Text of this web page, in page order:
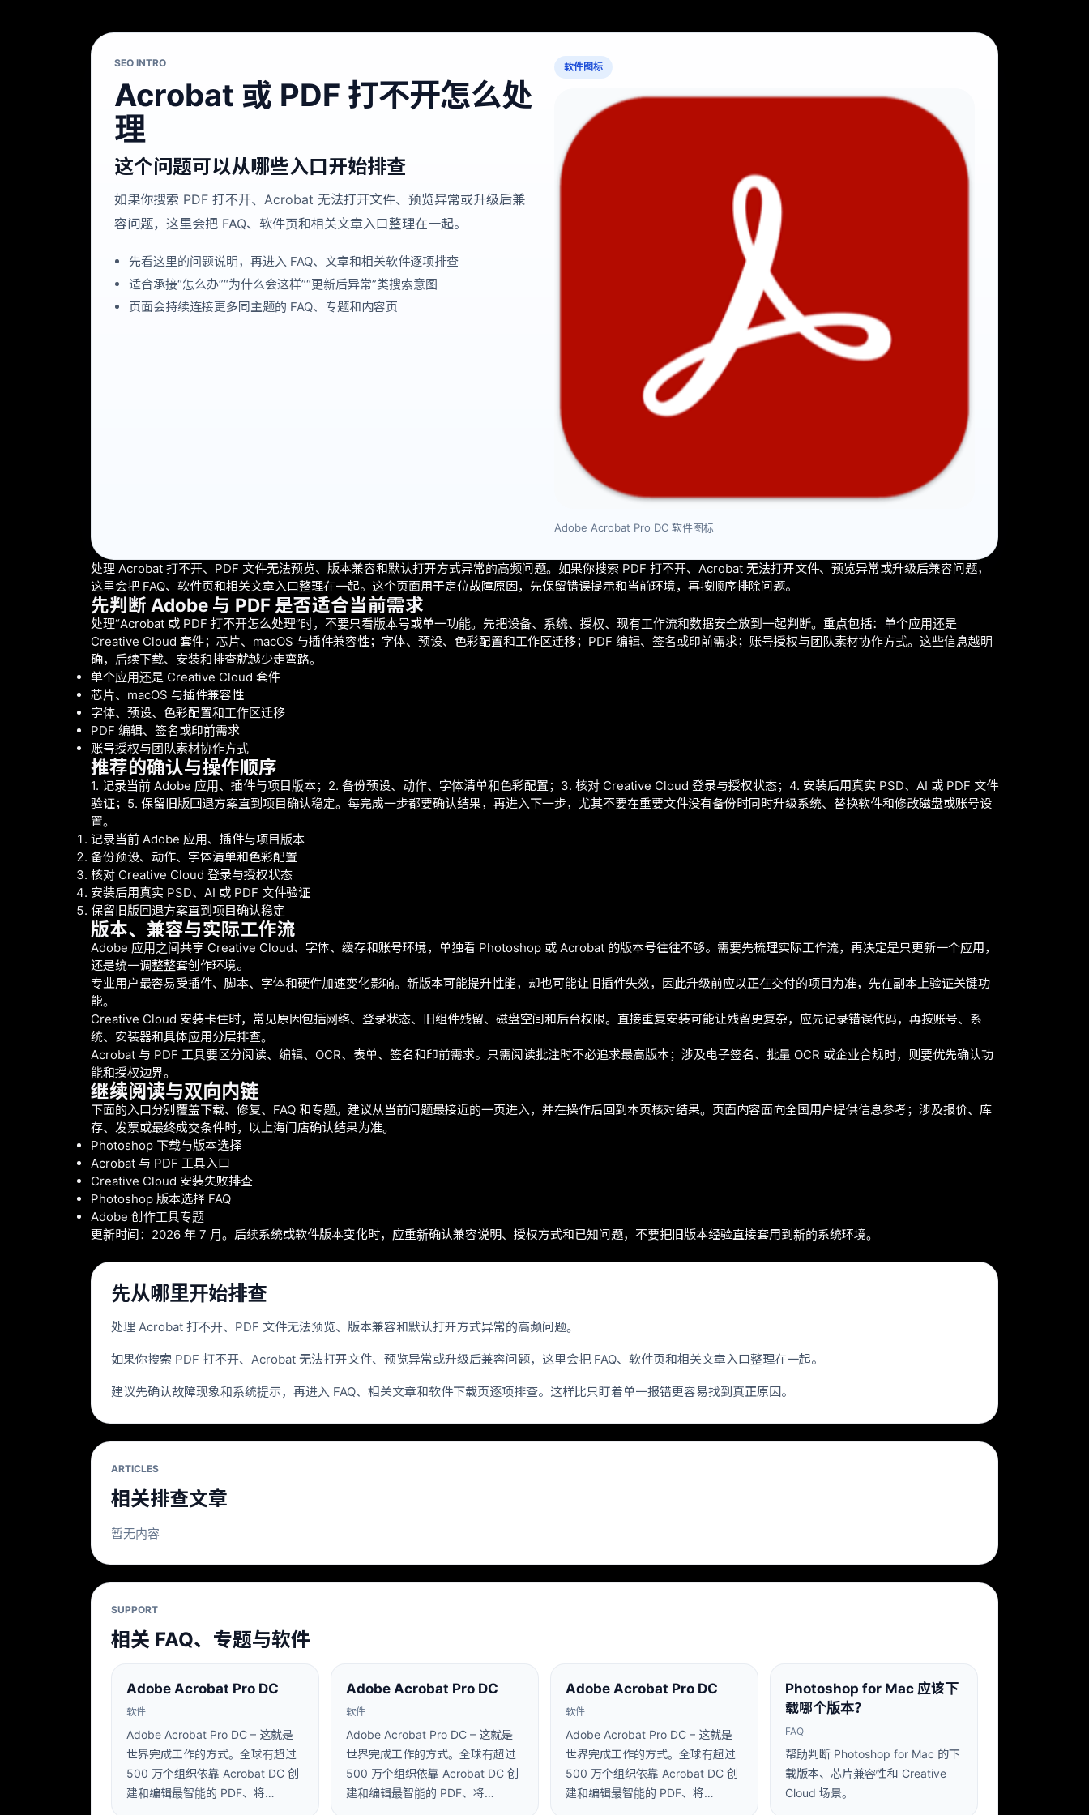
SEO INTRO
Acrobat 或 PDF 打不开怎么处
理
这个问题可以从哪些入口开始排查
如果你搜索 PDF 打不开、Acrobat 无法打开文件、预览异常或升级后兼
容问题，这里会把 FAQ、软件页和相关文章入口整理在一起。
先看这里的问题说明，再进入 FAQ、文章和相关软件逐项排查
适合承接“怎么办”“为什么会这样”“更新后异常”类搜索意图
页面会持续连接更多同主题的 FAQ、专题和内容页
软件图标
Adobe Acrobat Pro DC 软件图标
处理 Acrobat 打不开、PDF 文件无法预览、版本兼容和默认打开方式异常的高频问题。如果你搜索 PDF 打不开、Acrobat 无法打开文件、预览异常或升级后兼容问题，
这里会把 FAQ、软件页和相关文章入口整理在一起。这个页面用于定位故障原因，先保留错误提示和当前环境，再按顺序排除问题。
先判断 Adobe 与 PDF 是否适合当前需求
处理“Acrobat 或 PDF 打不开怎么处理”时，不要只看版本号或单一功能。先把设备、系统、授权、现有工作流和数据安全放到一起判断。重点包括：单个应用还是
Creative Cloud 套件；芯片、macOS 与插件兼容性；字体、预设、色彩配置和工作区迁移；PDF 编辑、签名或印前需求；账号授权与团队素材协作方式。这些信息越明
确，后续下载、安装和排查就越少走弯路。
单个应用还是 Creative Cloud 套件
芯片、macOS 与插件兼容性
字体、预设、色彩配置和工作区迁移
PDF 编辑、签名或印前需求
账号授权与团队素材协作方式
推荐的确认与操作顺序
1. 记录当前 Adobe 应用、插件与项目版本；2. 备份预设、动作、字体清单和色彩配置；3. 核对 Creative Cloud 登录与授权状态；4. 安装后用真实 PSD、AI 或 PDF 文件
验证；5. 保留旧版回退方案直到项目确认稳定。每完成一步都要确认结果，再进入下一步，尤其不要在重要文件没有备份时同时升级系统、替换软件和修改磁盘或账号设
置。
记录当前 Adobe 应用、插件与项目版本
备份预设、动作、字体清单和色彩配置
核对 Creative Cloud 登录与授权状态
安装后用真实 PSD、AI 或 PDF 文件验证
保留旧版回退方案直到项目确认稳定
版本、兼容与实际工作流
Adobe 应用之间共享 Creative Cloud、字体、缓存和账号环境，单独看 Photoshop 或 Acrobat 的版本号往往不够。需要先梳理实际工作流，再决定是只更新一个应用，
还是统一调整整套创作环境。
专业用户最容易受插件、脚本、字体和硬件加速变化影响。新版本可能提升性能，却也可能让旧插件失效，因此升级前应以正在交付的项目为准，先在副本上验证关键功
能。
Creative Cloud 安装卡住时，常见原因包括网络、登录状态、旧组件残留、磁盘空间和后台权限。直接重复安装可能让残留更复杂，应先记录错误代码，再按账号、系
统、安装器和具体应用分层排查。
Acrobat 与 PDF 工具要区分阅读、编辑、OCR、表单、签名和印前需求。只需阅读批注时不必追求最高版本；涉及电子签名、批量 OCR 或企业合规时，则要优先确认功
能和授权边界。
继续阅读与双向内链
下面的入口分别覆盖下载、修复、FAQ 和专题。建议从当前问题最接近的一页进入，并在操作后回到本页核对结果。页面内容面向全国用户提供信息参考；涉及报价、库
存、发票或最终成交条件时，以上海门店确认结果为准。
Photoshop 下载与版本选择
Acrobat 与 PDF 工具入口
Creative Cloud 安装失败排查
Photoshop 版本选择 FAQ
Adobe 创作工具专题
更新时间：2026 年 7 月。后续系统或软件版本变化时，应重新确认兼容说明、授权方式和已知问题，不要把旧版本经验直接套用到新的系统环境。
先从哪里开始排查
处理 Acrobat 打不开、PDF 文件无法预览、版本兼容和默认打开方式异常的高频问题。
如果你搜索 PDF 打不开、Acrobat 无法打开文件、预览异常或升级后兼容问题，这里会把 FAQ、软件页和相关文章入口整理在一起。
建议先确认故障现象和系统提示，再进入 FAQ、相关文章和软件下载页逐项排查。这样比只盯着单一报错更容易找到真正原因。
ARTICLES
相关排查文章
暂无内容
SUPPORT
相关 FAQ、专题与软件
Adobe Acrobat Pro DC
软件
Adobe Acrobat Pro DC – 这就是
世界完成工作的方式。全球有超过
500 万个组织依靠 Acrobat DC 创
建和编辑最智能的 PDF、将…
Adobe Acrobat Pro DC
软件
Adobe Acrobat Pro DC – 这就是
世界完成工作的方式。全球有超过
500 万个组织依靠 Acrobat DC 创
建和编辑最智能的 PDF、将…
Adobe Acrobat Pro DC
软件
Adobe Acrobat Pro DC – 这就是
世界完成工作的方式。全球有超过
500 万个组织依靠 Acrobat DC 创
建和编辑最智能的 PDF、将…
Photoshop for Mac 应该下
载哪个版本？
FAQ
帮助判断 Photoshop for Mac 的下
载版本、芯片兼容性和 Creative
Cloud 场景。